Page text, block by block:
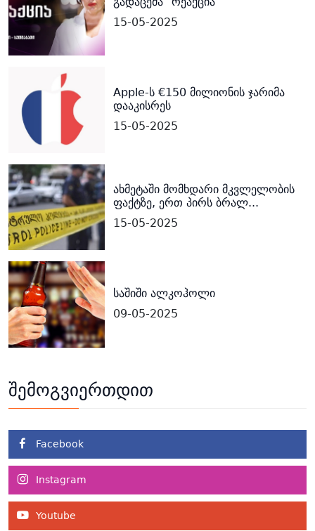
15-05-2025
Apple-ს €150 მილიონის ჯარიმა
დააკისრეს
15-05-2025
ახმეტაში მომხდარი მკვლელობის
ფაქტზე, ერთ პირს ბრალ...
15-05-2025
საშიში ალკოჰოლი
09-05-2025
შემოგვიერთდით
Facebook
Instagram
Youtube